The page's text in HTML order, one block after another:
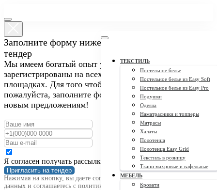
ТЕКСТИЛЬ
Постельное белье
Постельное белье из Easy Soft
Постельное белье из Easy Pro
Подушки
Одеяла
Наматрасники и топперы
Матрасы
Халаты
Полотенца
Полотенца Easy Grid
Текстиль в розницу
Ткани махровые и вафельные
МЕБЕЛЬ
Кровати
Заполните форму ниже, чтобы пригласить нас на
тендер
Мы имеем богатый опыт участия в закупках и
зарегистрированы на всех крупных тендерных
площадках. Для того чтобы пригласить нас на тендер,
пожалуйста, заполните форму ниже. Мы открыты к
новым предложениям!
Я согласен получать рассылку
Пригласить на тендер
Нажимая на кнопку, вы даете согласие на обработку персональных
данных и соглашаетесь c политикой конфиденциальности